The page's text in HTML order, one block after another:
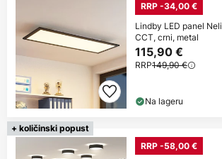
RRP -34,00 €
Lindby LED panel
CCT, crni, metal
115,90 €
RRP149,90 €
Na lageru
+ količinski popust
RRP -58,00 €